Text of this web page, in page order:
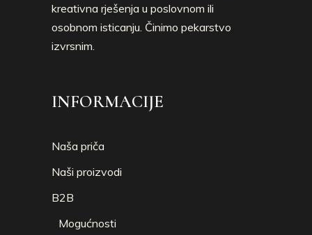
kreativna rješenja u poslovnom ili
osobnom isticanju. Činimo pekarstvo
izvrsnim.
INFORMACIJE
Naša priča
Naši proizvodi
B2B
Mogućnosti